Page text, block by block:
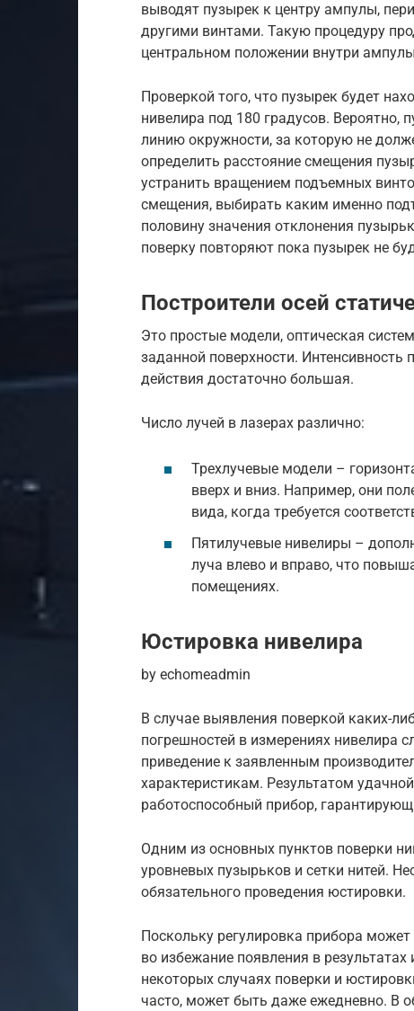
выводят пузырек к центру ампулы,
другими винтами. Такую процедуру
центральном положении внутри
Проверкой того, что пузырек будет
нивелира под 180 градусов. Вероятно,
линию окружности, за которую не
определить расстояние смещения
устранить вращением подъемных
смещения, выбирать каким именно
половину значения отклонения
поверку повторяют пока пузырек не
Построители осей
Это простые модели, оптическая
заданной поверхности.
действия достаточно большая.
Число лучей в лазерах различно:
Трехлучевые модели –
вверх и вниз. Например, они
вида, когда требуется
Пятилучевые нивелиры –
луча влево и вправо, что
помещениях.
Юстировка нивелира
by echomeadmin
В случае выявления поверкой каких-
погрешностей в измерениях нивелира
приведение к заявленным
характеристикам. Результатом
работоспособный прибор,
Одним из основных пунктов поверки
уровневых пузырьков и сетки нитей.
обязательного проведения юстировки.
Поскольку регулировка прибора
во избежание появления в
некоторых случаях поверки и
часто, может быть даже ежедневно. В